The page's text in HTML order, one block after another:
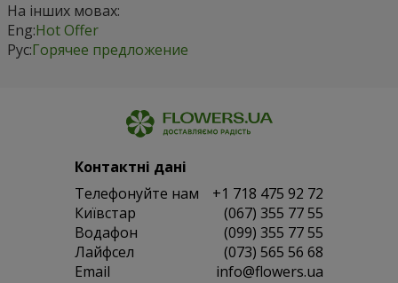
На інших мовах:
Eng:Hot Offer
Рус:Горячее предложение
Контактні дані
Телефонуйте нам
+1 718 475 92 72
Київстар
(067) 355 77 55
Водафон
(099) 355 77 55
Лайфсел
(073) 565 56 68
Email
info@flowers.ua